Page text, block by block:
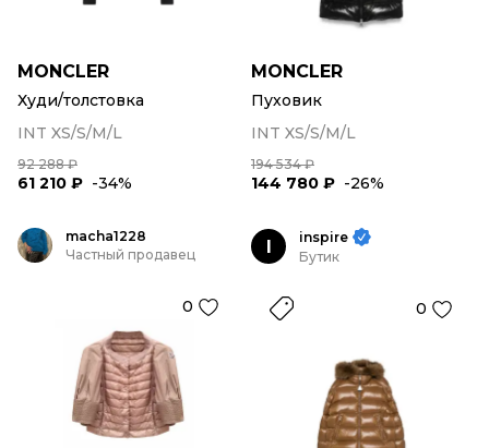
MONCLER
Худи/толстовка
INT XS/S/M/L
92 288 ₽
61 210 ₽ -34%
MONCLER
Пуховик
INT XS/S/M/L
194 534 ₽
144 780 ₽ -26%
macha1228
Частный продавец
0
I
inspire
Бутик
0